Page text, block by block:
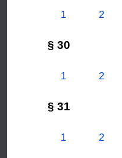
1 2
§ 30
1 2
§ 31
1 2